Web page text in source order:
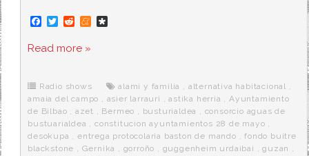
F
c
e
o
k
T
i
t
r
R
d
d
M
e
r
a
Read more »
Radio shows alami y familia , alternativa habitacional ,
amaia del campo , asier larrauri ,astika herria ,Ayuntamiento
de Bilbao , azet , Bermeo , busturialdea , consorcio aguas de
bustuarialdea ,constitucion ayuntamientos 28 de mayo ,
desokupa ,entrega protocolaria baston de mando ,fondo buitre
blackstone , Gernika , gorroño , guggenheim urdaibai ,guzan ,